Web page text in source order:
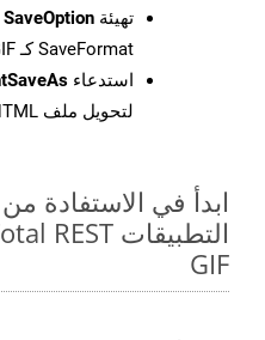
تهيئة SaveOption
SaveFormat كـ GIF
استدعاء
لتحويل ملف HTML إلى تنسيق
ابدأ في الاستفادة
GIF